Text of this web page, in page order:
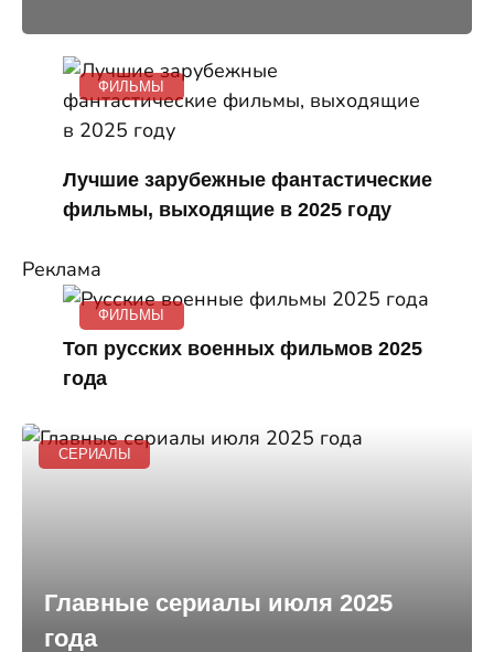
ФИЛЬМЫ
Лучшие зарубежные фантастические
фильмы, выходящие в 2025 году
Реклама
ФИЛЬМЫ
Топ русских военных фильмов 2025
года
СЕРИАЛЫ
Главные сериалы июля 2025
года